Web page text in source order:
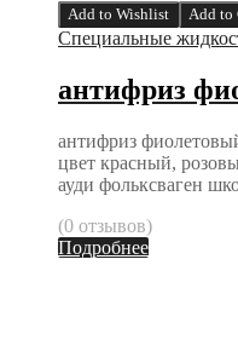
Add to Wishlist Add to
Специальные
антифриз
антифриз
цвет красный,
ауди фольксваген
(0 отзывов)
Подробнее